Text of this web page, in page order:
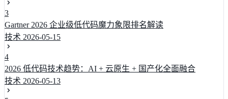
3
Gartner 2026 企业级低代码魔力象限排名解读
技术 2026-05-15
4
2026 低代码技术趋势：AI + 云原生 + 国产化全面融合
技术 2026-05-13